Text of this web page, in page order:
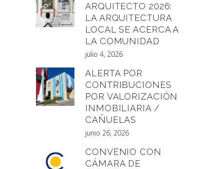
ARQUITECTO 2026:
LA ARQUITECTURA
LOCAL SE ACERCA A
LA COMUNIDAD
julio 4, 2026
ALERTA POR
CONTRIBUCIONES
POR VALORIZACIÓN
INMOBILIARIA /
CAÑUELAS
junio 26, 2026
CONVENIO CON
CÁMARA DE